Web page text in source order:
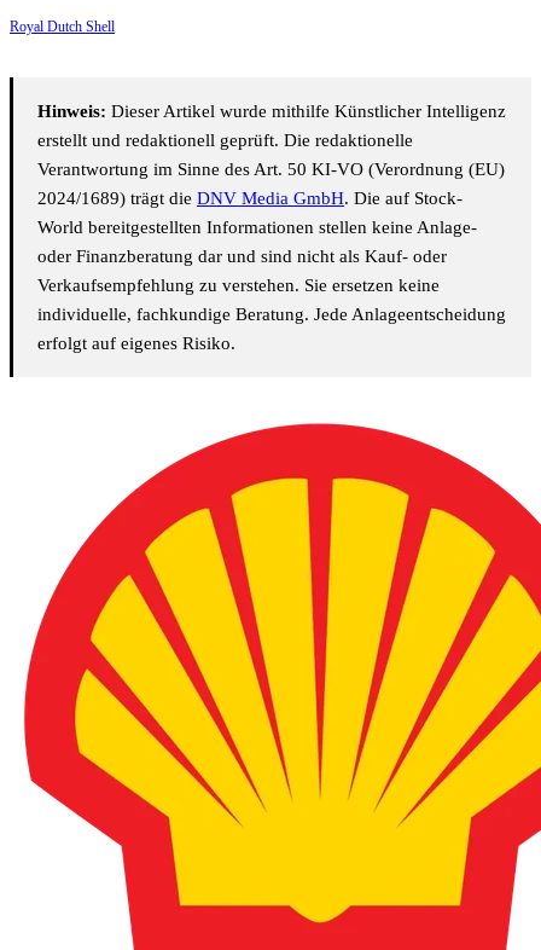
Royal Dutch Shell
Hinweis: Dieser Artikel wurde mithilfe Künstlicher Intelligenz
erstellt und redaktionell geprüft. Die redaktionelle
Verantwortung im Sinne des Art. 50 KI-VO (Verordnung (EU)
2024/1689) trägt die DNV Media GmbH. Die auf Stock-
World bereitgestellten Informationen stellen keine Anlage-
oder Finanzberatung dar und sind nicht als Kauf- oder
Verkaufsempfehlung zu verstehen. Sie ersetzen keine
individuelle, fachkundige Beratung. Jede Anlageentscheidung
erfolgt auf eigenes Risiko.